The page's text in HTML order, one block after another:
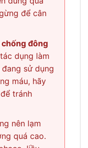
để cân
đông
dụng làm
sử dụng
máu, hãy
tránh
nên lạm
quá cao.